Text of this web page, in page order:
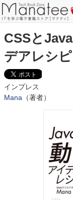
CSSと
デアレシピ
インプレス
Mana （著者）